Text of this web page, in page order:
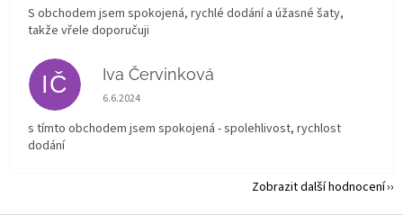
S obchodem jsem spokojená, rychlé dodání a úžasné šaty,
takže vřele doporučuji
IČ Iva Červinková
Hodnocení obchodu je 5 z 5 hvězdiček.
6.6.2024
s tímto obchodem jsem spokojená - spolehlivost, rychlost
dodání
Zobrazit další hodnocení